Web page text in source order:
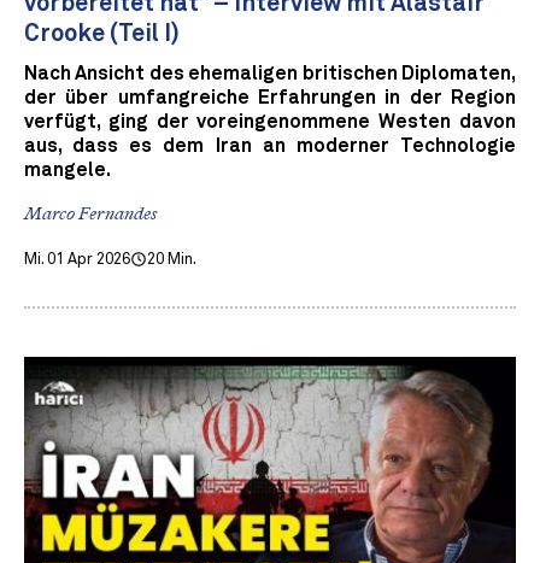
Crooke (Teil I)
Nach Ansicht des ehemaligen britischen Diplomaten,
der über umfangreiche Erfahrungen in der Region
verfügt, ging der voreingenommene Westen davon
aus, dass es dem Iran an moderner Technologie
mangele.
Marco Fernandes
Mi. 01 Apr 2026 20 Min.